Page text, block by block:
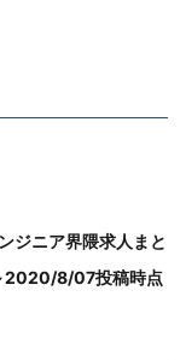
ジニア界隈求人まと
8/07投稿時点